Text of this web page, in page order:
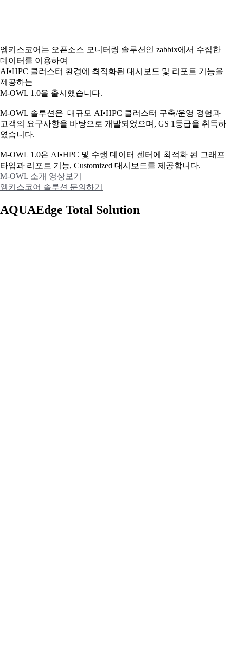
엠키스코어는 오픈소스 모니터링 솔루션인 zabbix에서 수집한
데이터를 이용하여
AI•HPC 클러스터 환경에 최적화된 대시보드 및 리포트 기능을
제공하는
M-OWL 1.0을 출시했습니다.
M-OWL 솔루션은 대규모 AI•HPC 클러스터 구축/운영 경험과
고객의 요구사항을 바탕으로 개발되었으며, GS 1등급을 취득하
였습니다.
M-OWL 1.0은 AI•HPC 및 수랭 데이터 센터에 최적화 된 그래프
타입과 리포트 기능, Customized 대시보드를 제공합니다.
M-OWL 소개 영상보기
엠키스코어 솔루션 문의하기
AQUAEdge Total Solution